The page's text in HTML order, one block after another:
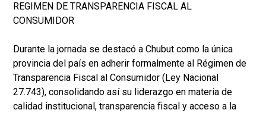
REGIMEN DE TRANSPARENCIA FISCAL AL
CONSUMIDOR
Durante la jornada se destacó a Chubut como la única
provincia del país en adherir formalmente al Régimen de
Transparencia Fiscal al Consumidor (Ley Nacional
27.743), consolidando así su liderazgo en materia de
calidad institucional, transparencia fiscal y acceso a la